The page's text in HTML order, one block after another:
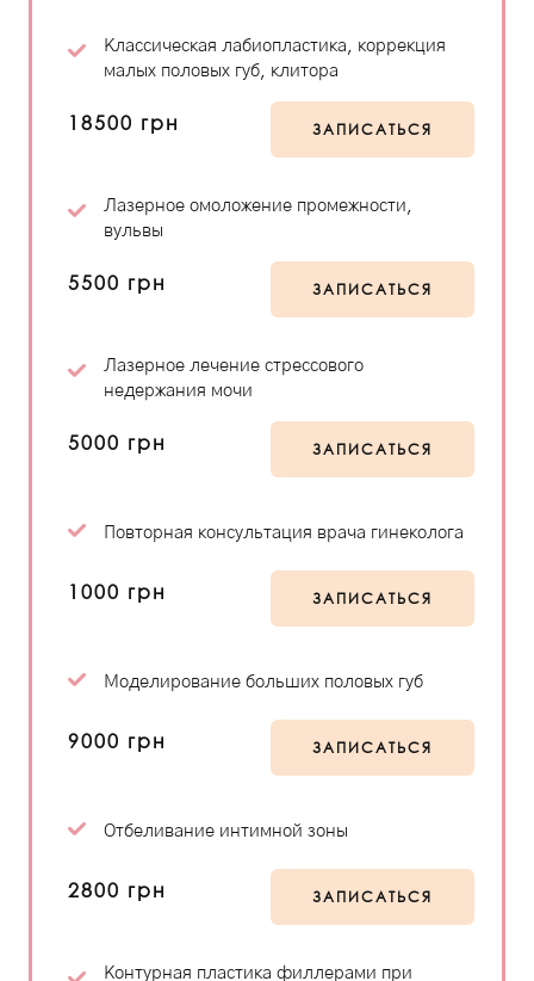
Классическая лабиопластика, коррекция
малых половых губ, клитора
18500 грн ЗАПИСАТЬСЯ
Лазерное омоложение промежности,
вульвы
5500 грн ЗАПИСАТЬСЯ
Лазерное лечение стрессового
недержания мочи
5000 грн ЗАПИСАТЬСЯ
Повторная консультация врача гинеколога
1000 грн ЗАПИСАТЬСЯ
Моделирование больших половых губ
9000 грн ЗАПИСАТЬСЯ
Отбеливание интимной зоны
2800 грн ЗАПИСАТЬСЯ
Контурная пластика филлерами при